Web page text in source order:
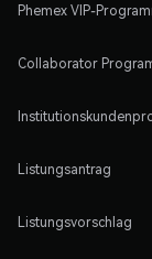
Phemex VIP-
Collaborator
Listungsantrag
Listungsvorschlag